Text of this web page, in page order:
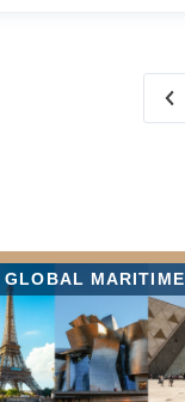
GLOBAL MARITIME